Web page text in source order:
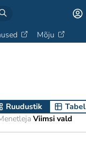
Mõju
Ruudustik Tabel
Viimsi vald